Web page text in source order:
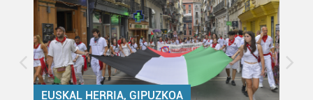
EUSKAL HERRIA, GIPUZKOA